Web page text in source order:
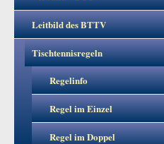
Leitbild des BTTV
Tischtennisregeln
Regelinfo
Regel im Einzel
Regel im Doppel